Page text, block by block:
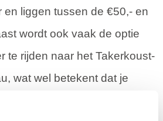
en liggen tussen de €50,- en
wordt ook vaak de optie
te rijden naar het Takerkoust-
wat wel betekent dat je
zit.